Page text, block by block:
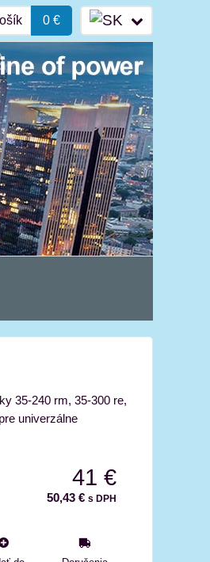
0 €
35-240 rm, 35-300 re,
univerzálne
41 €
50,43 € s DPH